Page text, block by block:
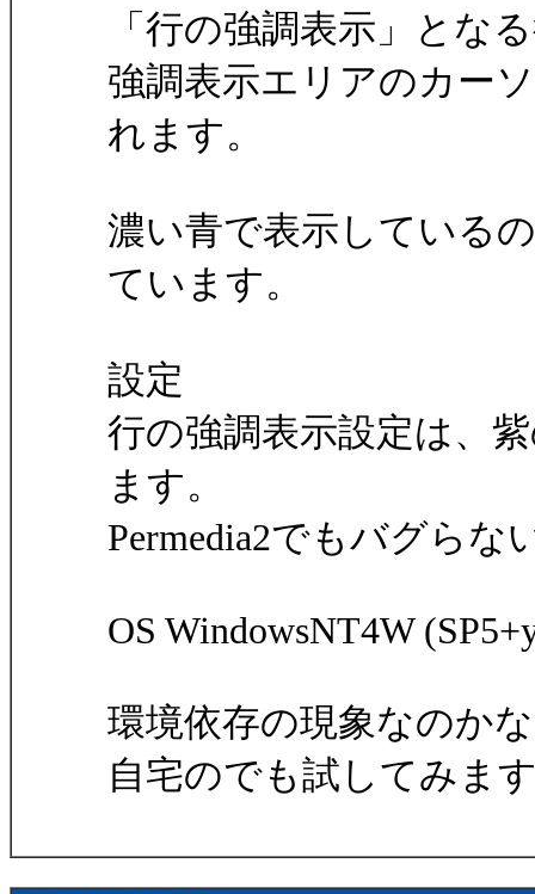
「行の強調表示」とな
強調表示エリアのカー
れます。
濃い青で表示している
ています。
設定
行の強調表示設定は、
ます。
Permedia2でもバグら
OS WindowsNT4W
環境依存の現象なのか
自宅のでも試してみま